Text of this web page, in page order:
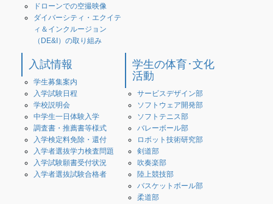
ドローンでの空撮映像
ダイバーシティ・エクイテ
ィ＆インクルージョン
（DE&I）の取り組み
入試情報
学生募集案内
入学試験日程
学校説明会
中学生一日体験入学
調査書・推薦書等様式
入学検定料免除・還付
入学者選抜学力検査問題
入学試験願書受付状況
入学者選抜試験合格者
学生の体育･文化
活動
サービスデザイン部
ソフトウェア開発部
ソフトテニス部
バレーボール部
ロボット技術研究部
剣道部
吹奏楽部
陸上競技部
バスケットボール部
柔道部